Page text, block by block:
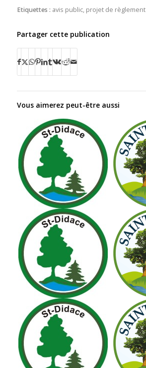
Etiquettes : avis public, projet de règlement
Partager cette publication
Vous aimerez peut-être aussi